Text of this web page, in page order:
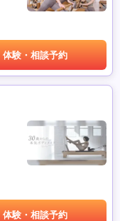
体験・相談予約
体験・相談予約